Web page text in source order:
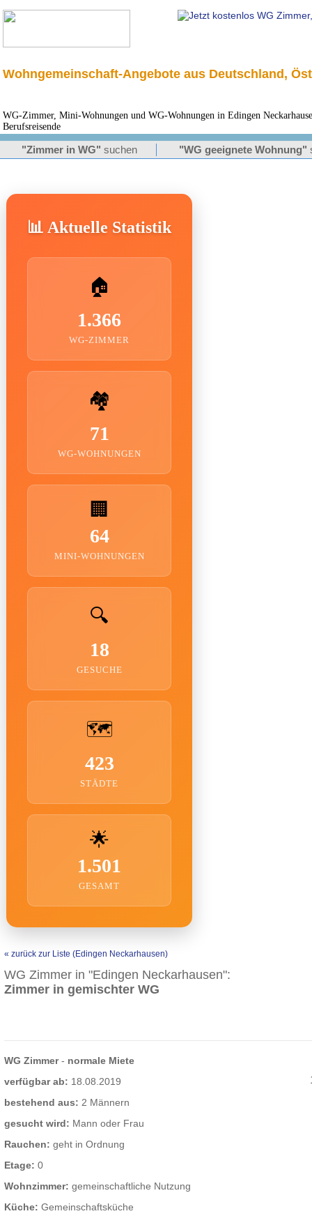
Wohngemeinschaft-Angebote aus Deutschland,
WG-Zimmer, Mini-Wohnungen und WG-Wohnungen in Edingen
Berufsreisende
"Zimmer in WG" suchen "WG geeignete Wohnung"
📊 Aktuelle Statistik
🏠
1.366
WG-ZIMMER
🏘️
71
WG-WOHNUNGEN
🏢
64
MINI-WOHNUNGEN
🔍
18
GESUCHE
🗺️
423
STÄDTE
🌟
1.501
GESAMT
« zurück zur Liste (Edingen Neckarhausen)
WG Zimmer in "Edingen Neckarhausen":
Zimmer in gemischter WG
WG Zimmer- normale Miete
verfügbar ab: 18.08.2019
bestehend aus: 2 Männern
gesucht wird: Mann oder Frau
Rauchen: geht in Ordnung
Etage: 0
Wohnzimmer: gemeinschaftliche Nutzung
Küche: Gemeinschaftsküche